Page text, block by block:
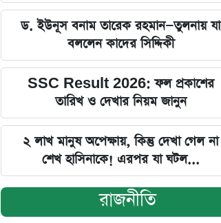
ড. ইউনূস বনাম তারেক রহমান—তুলনায় যা
বললেন কাদের সিদ্দিকী
SSC Result 2026: ফল প্রকাশের
তারিখ ও দেখার নিয়ম জানুন
২ লাখ মানুষ অপেক্ষায়, কিন্তু দেখা গেল না
শেখ হাসিনাকে! এরপর যা ঘটল...
রাজনীতি